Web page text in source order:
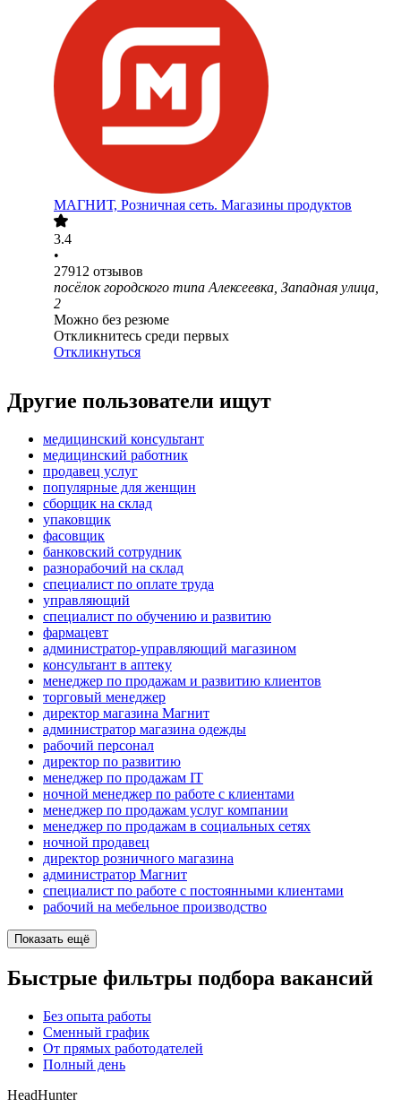
МАГНИТ, Розничная сеть. Магазины продуктов
3.4
•
27912 отзывов
посёлок городского типа Алексеевка, Западная улица,
2
Можно без резюме
Откликнитесь среди первых
Откликнуться
Другие пользователи ищут
медицинский консультант
медицинский работник
продавец услуг
популярные для женщин
сборщик на склад
упаковщик
фасовщик
банковский сотрудник
разнорабочий на склад
специалист по оплате труда
управляющий
специалист по обучению и развитию
фармацевт
администратор-управляющий магазином
консультант в аптеку
менеджер по продажам и развитию клиентов
торговый менеджер
директор магазина Магнит
администратор магазина одежды
рабочий персонал
директор по развитию
менеджер по продажам IT
ночной менеджер по работе с клиентами
менеджер по продажам услуг компании
менеджер по продажам в социальных сетях
ночной продавец
директор розничного магазина
администратор Магнит
специалист по работе с постоянными клиентами
рабочий на мебельное производство
Показать ещё
Быстрые фильтры подбора вакансий
Без опыта работы
Сменный график
От прямых работодателей
Полный день
HeadHunter